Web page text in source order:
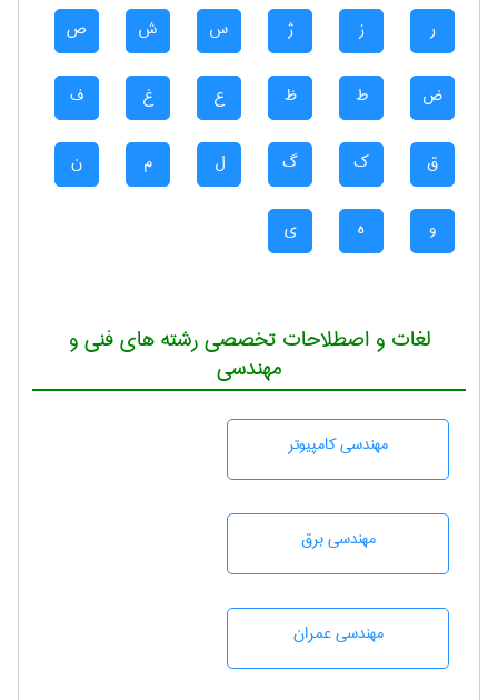
ر ز ژ س ش ص
ض ط ظ ع غ ف
ق ک گ ل م ن
و ه ی
لغات و اصطلاحات تخصصی رشته های فنی و
مهندسی
مهندسی كامپيوتر
مهندسی برق
مهندسی عمران